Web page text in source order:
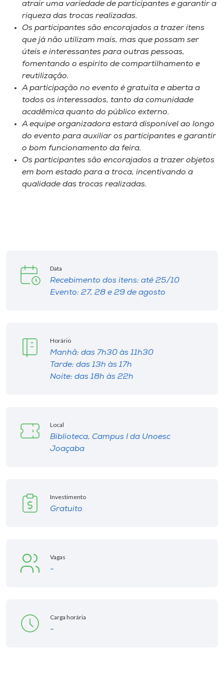
atrair uma variedade de participantes e garantir a
riqueza das trocas realizadas.
Os participantes são encorajados a trazer itens
que já não utilizam mais, mas que possam ser
úteis e interessantes para outras pessoas,
fomentando o espírito de compartilhamento e
reutilização.
A participação no evento é gratuita e aberta a
todos os interessados, tanto da comunidade
acadêmica quanto do público externo.
A equipe organizadora estará disponível ao longo
do evento para auxiliar os participantes e garantir
o bom funcionamento da feira.
Os participantes são encorajados a trazer objetos
em bom estado para a troca, incentivando a
qualidade das trocas realizadas.
Data
Recebimento dos itens: até 25/10
Evento: 27, 28 e 29 de agosto
Horário
Manhã: das 7h30 às 11h30
Tarde: das 13h às 17h
Noite: das 18h às 22h
Local
Biblioteca, Campus I da Unoesc
Joaçaba
Investimento
Gratuito
Vagas
-
Carga horária
-